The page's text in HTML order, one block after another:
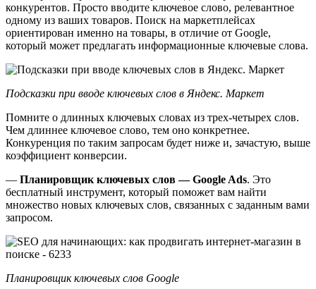
конкурентов. Просто вводите ключевое слово, релевантное
одному из ваших товаров. Поиск на маркетплейсах
ориентирован именно на товары, в отличие от Google,
который может предлагать информационные ключевые слова.
Подсказки при вводе ключевых слов в Яндекс. Маркет
Помните о длинных ключевых словах из трех-четырех слов.
Чем длиннее ключевое слово, тем оно конкретнее.
Конкуренция по таким запросам будет ниже и, зачастую, выше
коэффициент конверсии.
— Планировщик ключевых слов — Google Ads. Это
бесплатный инструмент, который поможет вам найти
множество новых ключевых слов, связанных с заданным вами
запросом.
Планировщик ключевых слов Google